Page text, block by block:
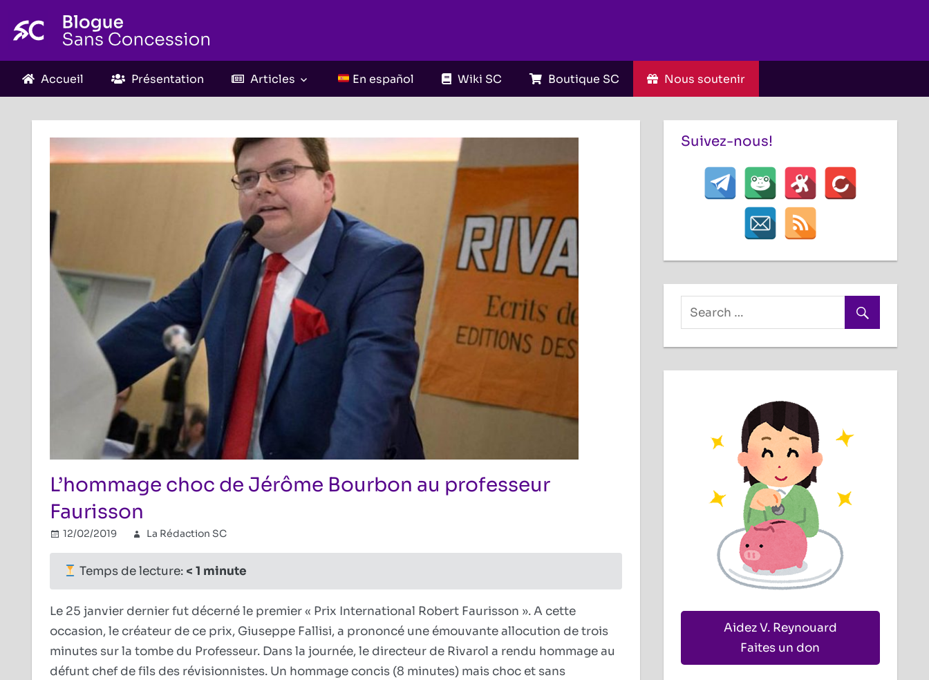
Accueil Présentation Articles En español Wiki SC Boutique SC Nous soutenir
L’hommage choc de Jérôme Bourbon au professeur
Faurisson
12/02/2019 La Rédaction SC
Bourbon
au
professeur
Faurisson
Temps de lecture: < 1 minute
Le 25 janvier dernier fut décerné le premier « Prix International Robert Faurisson ». A cette
occasion, le créateur de ce prix, Giuseppe Fallisi, a prononcé une émouvante allocution de trois
minutes sur la tombe du Professeur. Dans la journée, le directeur de Rivarol a rendu hommage au
défunt chef de fils des révisionnistes. Un hommage concis (8 minutes) mais choc et sans
Suivez-nous!
Aidez V. Reynouard
Faites un don